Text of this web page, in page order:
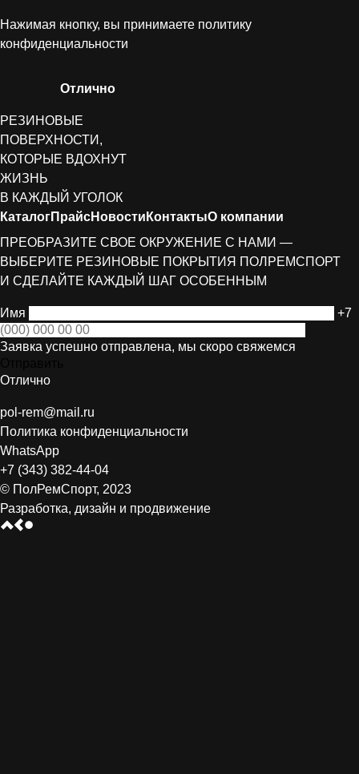
Нажимая кнопку, вы принимаете политику
конфиденциальности
Отлично
РЕЗИНОВЫЕ
ПОВЕРХНОСТИ,
КОТОРЫЕ ВДОХНУТ
ЖИЗНЬ
В КАЖДЫЙ УГОЛОК
КаталогПрайсНовости КонтактыО компании
ПРЕОБРАЗИТЕ СВОЕ ОКРУЖЕНИЕ С НАМИ —
ВЫБЕРИТЕ РЕЗИНОВЫЕ ПОКРЫТИЯ ПОЛРЕМСПОРТ
И СДЕЛАЙТЕ КАЖДЫЙ ШАГ ОСОБЕННЫМ
Имя +7
Заявка успешно отправлена, мы скоро свяжемся
Отлично
pol-rem@mail.ru
Политика конфиденциальности
WhatsApp
+7 (343) 382-44-04
© ПолРемСпорт, 2023
Разработка, дизайн и продвижение